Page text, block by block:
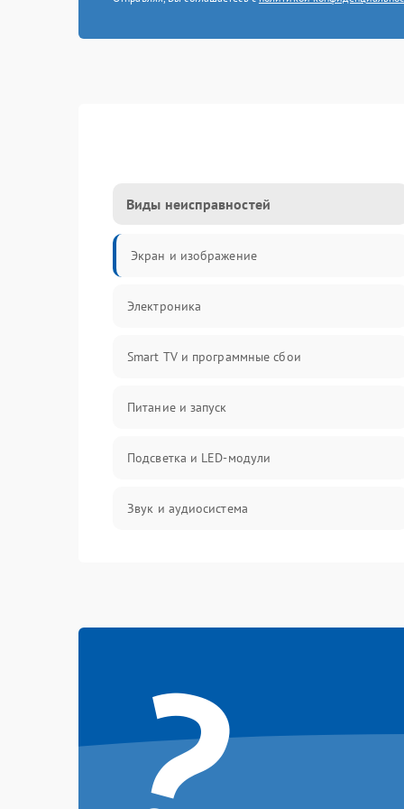
Виды неисправностей
Экран и изображение
Электроника
Smart TV и программные сбои
Питание и запуск
Подсветка и LED-модули
Звук и аудиосистема
Программное обеспечение
Корпус и механика